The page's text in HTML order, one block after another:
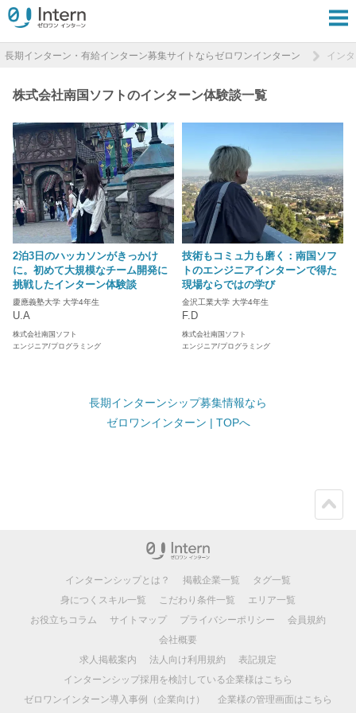
長期インターン・有給インターン募集サイトならゼロワンインターン イン
株式会社南国ソフトのインターン体験談一覧
2泊3日のハッカソンがきっかけ
に。初めて大規模なチーム開発に
挑戦したインターン体験談
慶應義塾大学 大学4年生
U.A
株式会社南国ソフト
エンジニア/プログラミング
技術もコミュ力も磨く：南国ソフ
トのエンジニアインターンで得た
現場ならではの学び
金沢工業大学 大学4年生
F.D
株式会社南国ソフト
エンジニア/プログラミング
長期インターンシップ募集情報なら
ゼロワンインターン | TOPへ
インターンシップとは？ 掲載企業一覧
タグ一覧
身につくスキル一覧
こだわり条件一覧
エリア一覧
お役立ちコラム
サイトマップ プライバシーポリシー
会員規約
会社概要
求人掲載案内
法人向け利用規約
表記規定
インターンシップ採用を検討している企業様はこちら
ゼロワンインターン導入事例（企業向け）
企業様の管理画面はこちら